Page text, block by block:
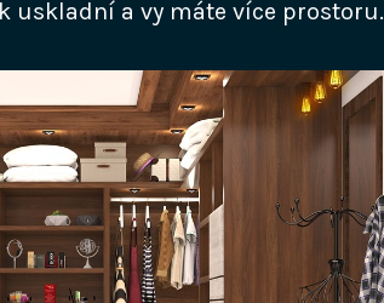
uskladní a vy máte více prostoru.